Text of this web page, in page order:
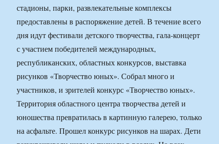
стадионы, парки, развлекательные комплексы
предоставлены в распоряжение детей. В течение всего
дня идут фестивали детского творчества, гала-концерт
с участием победителей международных,
республиканских, областных конкурсов, выставка
рисунков «Творчество юных». Собрал много и
участников, и зрителей конкурс «Творчество юных».
Территория областного центра творчества детей и
юношества превратилась в картинную галерею, только
на асфальте. Прошел конкурс рисунков на шарах. Дети